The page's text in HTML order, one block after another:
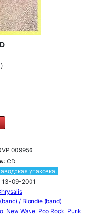
009956
CD
упаковка.
13-09-2001
/ Blondie (band)
New Wave Pop Rock Punk